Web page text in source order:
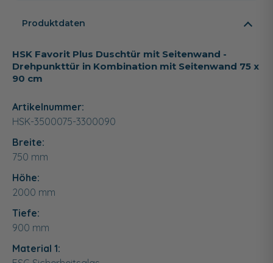
Produktdaten
HSK Favorit Plus Duschtür mit Seitenwand -
Drehpunkttür in Kombination mit Seitenwand 75 x
90 cm
Artikelnummer:
HSK-3500075-3300090
Breite:
750 mm
Höhe:
2000 mm
Tiefe:
900 mm
Material 1: